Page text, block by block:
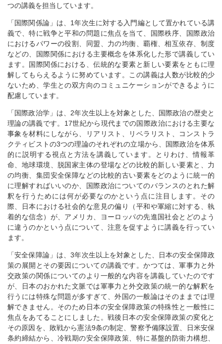
つの講義を担当しています。
「国際関係論」は、1年次生に対する入門編として置かれている講
義で、特に戦争と平和の問題に焦点を当て、国際秩序、国際政治
におけるパワーの役割、同盟、力の均衡、覇権、相互依存、制度
などの、国際関係における主要概念を体系化した形で講義してい
ます。国際関係における、伝統的な要素と新しい要素をともに理
解してもらえるように努めています。この講義は人数が比較的少
ないため、学生との双方向のコミュニケーションができるように
配慮しています。
「国際政治学」は、2年次生以上を対象とした、国際政治の歴史と
理論の講義です。17世紀から現代までの国際政治における主要な
事象を材料にしながら、リアリスト、リベラリスト、コンストラ
クティビストの3つの理論のそれぞれの立場から、国際政治を体系
的に説明する視点と方法を講義しています。とりわけ、情報革
命、地球環境、脱国家主体の登場などの比較的新しい要素と、力
の均衡、集団安全保障などの比較的古い要素をどのように統一的
に理解すればいいのか、国際政治についてのバランスのとれた解
釈を行うためには何が必要なのかという点に注目します。その
際、日本における社会的な意見の偏り（平和や軍縮に対する、執
着的な信念）が、アメリカ、ヨーロッパの先進国社会とどのよう
に違うのかという点について、注意を促すように講義を行ってい
ます。
「安全保障論」は、3年次生以上を対象とした、日本の安全保障政
策の展開とその要因についての講義です。かつては、軍事力と外
交政策の関係についてのより一般的な内容を講義していたのです
が、日本のおかれた文脈では軍事力と外交政策の統一的な解釈を
行うには特殊な問題が多すぎて、外国の一般論はそのままでは理
解できません。そのため日本の安全保障政策の特殊性と一般性に
焦点をあてることにしました。戦後日本の安全保障政策の変化と
その原因を、敗戦から憲法9条の制定、警察予備隊設置、日米安保
条約締結から、冷戦期の安全保障政策、特に基盤的防衛力構想、